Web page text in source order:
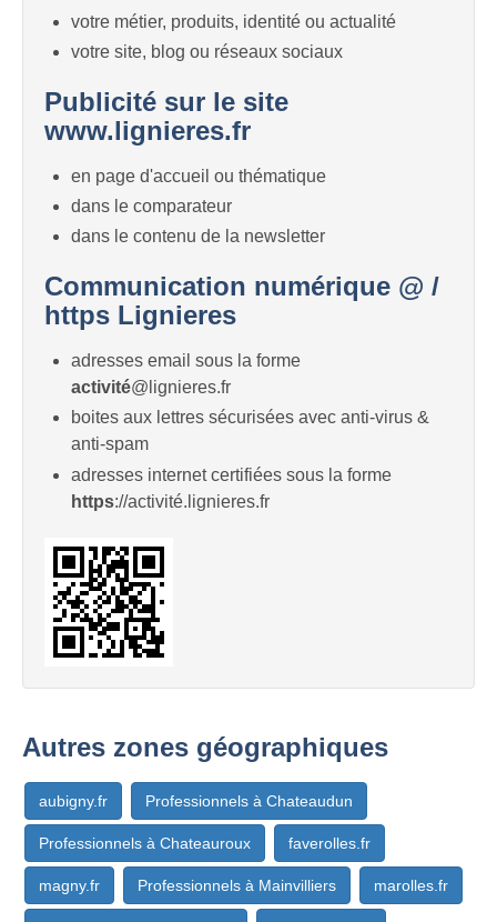
votre métier, produits, identité ou actualité
votre site, blog ou réseaux sociaux
Publicité sur le site
www.lignieres.fr
en page d'accueil ou thématique
dans le comparateur
dans le contenu de la newsletter
Communication numérique @ /
https Lignieres
adresses email sous la forme
activité@lignieres.fr
boites aux lettres sécurisées avec anti-virus &
anti-spam
adresses internet certifiées sous la forme
https://activité.lignieres.fr
Autres zones géographiques
aubigny.fr Professionnels à Chateaudun
Professionnels à Chateauroux faverolles.fr
magny.fr Professionnels à Mainvilliers marolles.fr